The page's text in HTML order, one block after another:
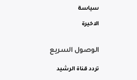
سياسة
الاخيرة
الوصول السريع
تردد قناة الرشيد